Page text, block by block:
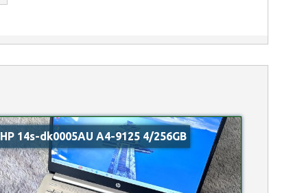
HP 14s-dk0005AU A4-9125 4/256GB